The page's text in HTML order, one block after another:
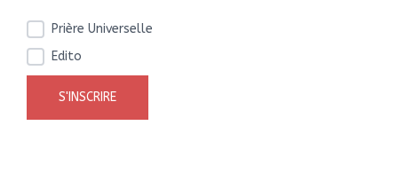
Prière Universelle
Edito